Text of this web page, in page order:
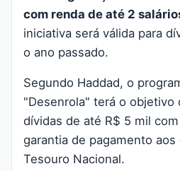
com renda de até 2
iniciativa será válida para
o ano passado.
Segundo Haddad, o
"Desenrola" terá o objetivo
dívidas de até R$ 5 mil
garantia de pagamento
Tesouro Nacional.